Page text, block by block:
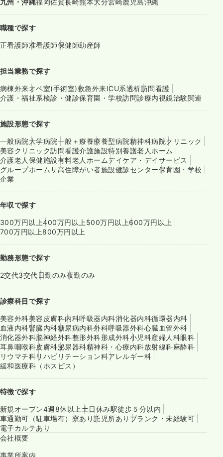
九州・沖縄福岡佐賀長崎熊本大分宮崎鹿児島沖縄
職種で探す
正看護師准看護師保健師助産師
担当業務で探す
病棟外来オペ室(手術室)救急外来ICU系透析訪問看護
介護・福祉系検診・健診保育園・学校訪問診療内視鏡治験関連
施設形態で探す
一般病院大学病院一般＋療養療養型病院精神科病院クリニック
美容クリニック訪問看護介護施設特別養護老人ホーム
介護老人保健施設有料老人ホームデイケア・デイサービス
グループホームサ高住障がい者施設健診センター保育園・学校
企業
年収で探す
300万円以上400万円以上 500万円以上600万円以上
700万円以上800万円以上
勤務形態で探す
2交代3交代日勤のみ夜勤のみ
診療科目で探す
美容外科美容皮膚科内科呼吸器内科消化器内科循環器内科
血液内科腎臓内科糖尿病内科外科呼吸器外科心臓血管外科
消化器外科脳神経外科整形外科形成外科小児科産婦人科眼科
耳鼻咽喉科皮膚科泌尿器科精神科・心療内科放射線科麻酔科
リウマチ科リハビリテーション科アレルギー科
緩和医療科（ホスピス）
特徴で探す
新規オープン4週8休以上 土日休み駅徒歩５分以内
車通勤可（駐車場有） 寮あり託児所あり ブランク・未経験可
電子カルテあり
会社概要